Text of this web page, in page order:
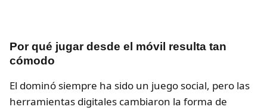
Por qué jugar desde el móvil resulta tan
cómodo
El dominó siempre ha sido un juego social, pero las
herramientas digitales cambiaron la forma de